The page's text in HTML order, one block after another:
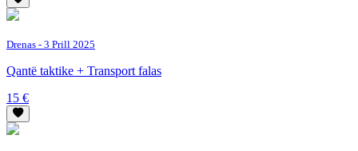
Drenas - 3 Prill 2025
Qantë taktike + Transport falas
15 €